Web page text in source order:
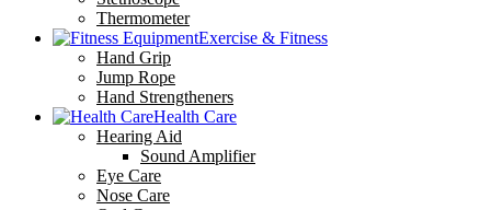
Thermometer
Exercise & Fitness
Hand Grip
Jump Rope
Hand Strengtheners
Health Care
Hearing Aid
Sound Amplifier
Eye Care
Nose Care